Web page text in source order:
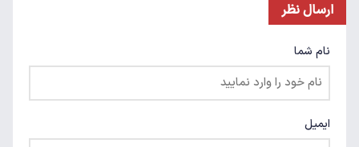
ارسال نظر
نام شما
ایمیل